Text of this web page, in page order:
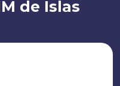
de Islas